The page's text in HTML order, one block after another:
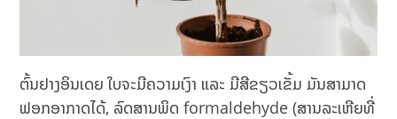
ຕົ້ນຢາງອິນເດຍ ໃບຈະມີຄວາມເງົາ ແລະ ມີສີຂຽວເຂັ້ມ ມັນສາມາດ
ຟອກອາກາດໄດ້, ລົດສານພິດ formaldehyde (ສານລະເຫີຍທີ່